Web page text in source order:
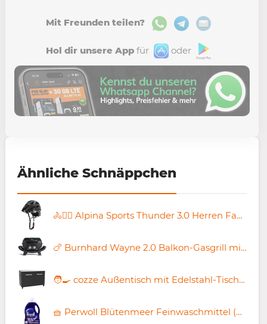
Mit Freunden teilen?
Hol dir unsere Appfür oder
Ähnliche Schnäppchen
🚴🚴‍♀️ Alpina Sports Thunder 3.0 Herren Fahrradhelm für 39,60€ (statt 84€)
🍗 Burnhard Wayne 2.0 Balkon-Gasgrill mit 2 Brenner für 207€ (statt 299€)
🧑‍🍳 cozze Außentisch mit Edelstahl-Tischplatte für 399€ (statt 449€)
🧺 Perwoll Blütenmeer Feinwaschmittel (27 WL) ab 4,22€ (statt 6€)